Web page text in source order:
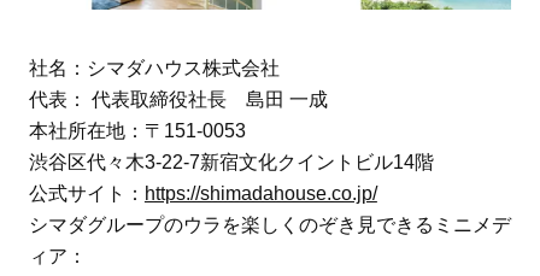
社名：シマダハウス株式会社
代表： 代表取締役社長 島田 一成
本社所在地：〒151-0053
渋谷区代々木3-22-7新宿文化クイントビル14階
公式サイト： https://shimadahouse.co.jp/
シマダグループのウラを楽しくのぞき見できるミニメデ
ィア：